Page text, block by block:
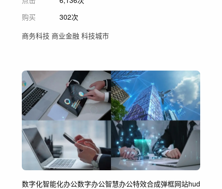
购买
302次
商务科技 商业金融 科技城市
数字化智能化办公数字办公智慧办公特效合成弹框网站hud